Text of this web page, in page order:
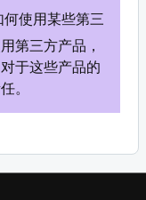
使用某些第三
第三方产品，
于这些产品的
。